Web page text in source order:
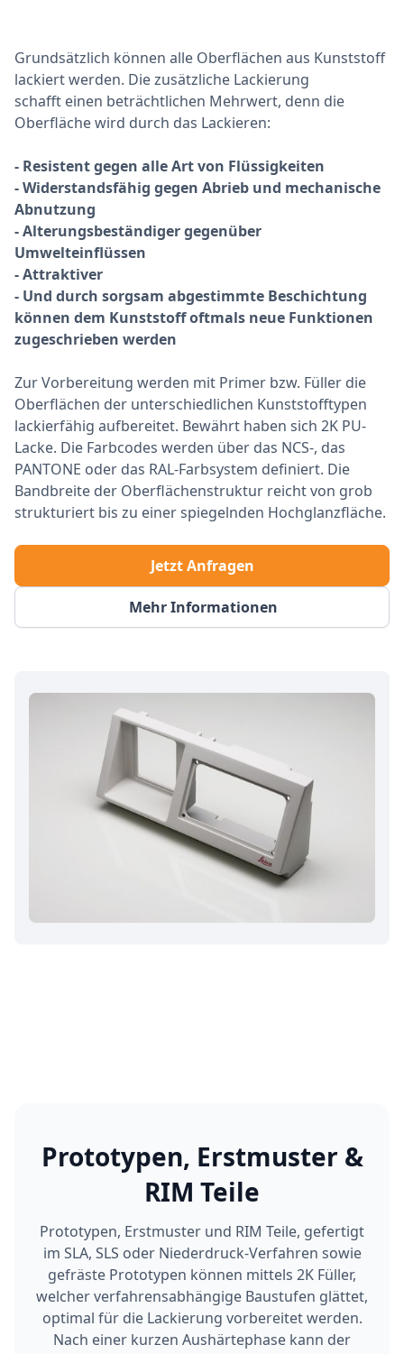
Grundsätzlich können alle Oberflächen aus Kunststoff
lackiert werden. Die zusätzliche Lackierung
schafft einen beträchtlichen Mehrwert, denn die
Oberfläche wird durch das Lackieren:
- Resistent gegen alle Art von Flüssigkeiten
- Widerstandsfähig gegen Abrieb und mechanische
Abnutzung
- Alterungsbeständiger gegenüber
Umwelteinflüssen
- Attraktiver
- Und durch sorgsam abgestimmte Beschichtung
können dem Kunststoff oftmals neue Funktionen
zugeschrieben werden
Zur Vorbereitung werden mit Primer bzw. Füller die
Oberflächen der unterschiedlichen Kunststofftypen
lackierfähig aufbereitet. Bewährt haben sich 2K PU-
Lacke. Die Farbcodes werden über das NCS-, das
PANTONE oder das RAL-Farbsystem definiert. Die
Bandbreite der Oberflächenstruktur reicht von grob
strukturiert bis zu einer spiegelnden Hochglanzfläche.
Mehr Informationen
Jetzt Anfragen
Prototypen, Erstmuster &
RIM Teile
Prototypen, Erstmuster und RIM Teile, gefertigt
im SLA, SLS oder Niederdruck-Verfahren sowie
gefräste Prototypen können mittels 2K Füller,
welcher verfahrensabhängige Baustufen glättet,
optimal für die Lackierung vorbereitet werden.
Nach einer kurzen Aushärtephase kann der